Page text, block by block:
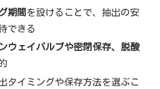
期間 を設けることで、抽出の安
できる
ウェイバルブや密閉保存、脱酸
タイミングや保存方法を選ぶこ